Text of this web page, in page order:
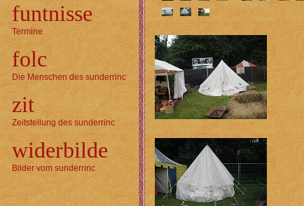
funtnisse
Termine
folc
Die Menschen des sunderrinc
zit
Zeitstellung des sunderrinc
widerbilde
Bilder vom sunderrinc